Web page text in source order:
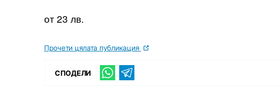
от 23 лв.
Прочети цялата публикация
СПОДЕЛИ